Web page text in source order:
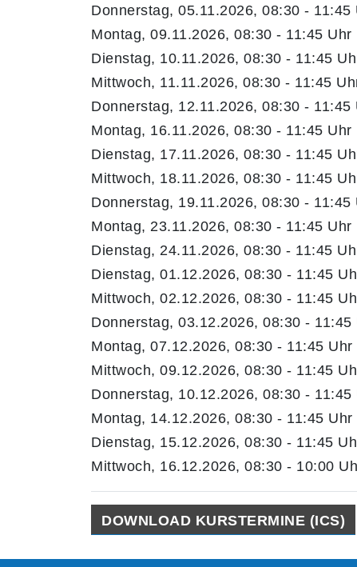
Donnerstag, 05.11.2026, 08:30 - 11:45
Montag, 09.11.2026, 08:30 - 11:45 Uhr
Dienstag, 10.11.2026, 08:30 - 11:45
Mittwoch, 11.11.2026, 08:30 - 11:45
Donnerstag, 12.11.2026, 08:30 - 11:45
Montag, 16.11.2026, 08:30 - 11:45 Uhr
Dienstag, 17.11.2026, 08:30 - 11:45
Mittwoch, 18.11.2026, 08:30 - 11:45
Donnerstag, 19.11.2026, 08:30 - 11:45
Montag, 23.11.2026, 08:30 - 11:45 Uhr
Dienstag, 24.11.2026, 08:30 - 11:45
Dienstag, 01.12.2026, 08:30 - 11:45
Mittwoch, 02.12.2026, 08:30 - 11:45
Donnerstag, 03.12.2026, 08:30 - 11:45
Montag, 07.12.2026, 08:30 - 11:45 Uhr
Mittwoch, 09.12.2026, 08:30 - 11:45
Donnerstag, 10.12.2026, 08:30 - 11:45
Montag, 14.12.2026, 08:30 - 11:45 Uhr
Dienstag, 15.12.2026, 08:30 - 11:45
Mittwoch, 16.12.2026, 08:30 - 10:00
DOWNLOAD KURSTERMINE (ICS)